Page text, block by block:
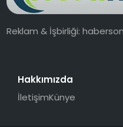
Reklam & İşbirliği:
Hakkımızda
İletişimKünye